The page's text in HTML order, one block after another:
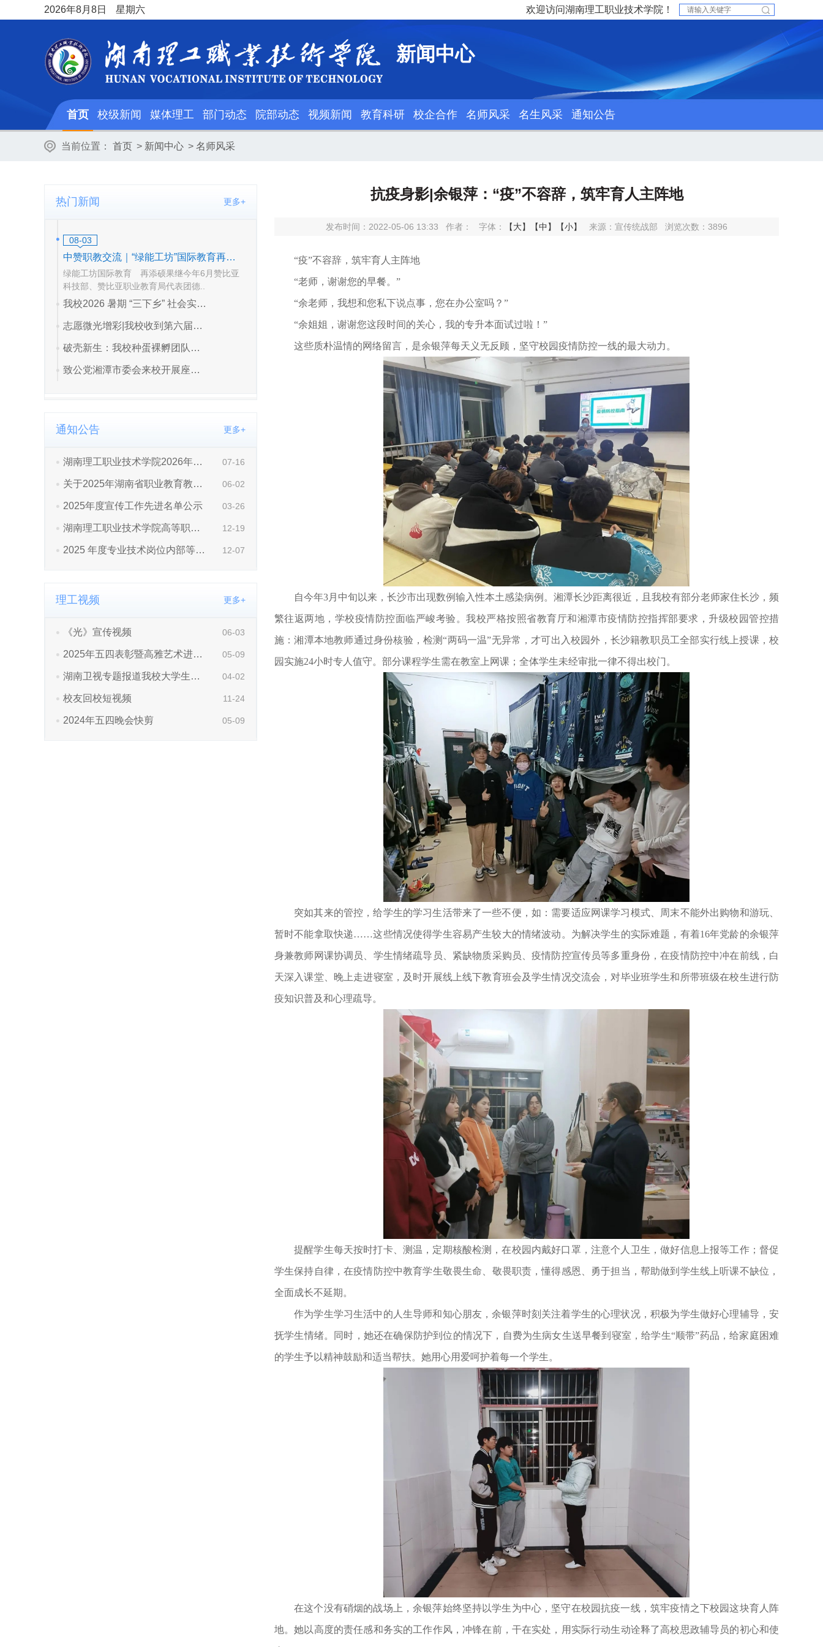
2026年8月8日 星期六 欢迎访问湖南理工职业技术学院！
新闻中心
首页 校级新闻 媒体理工 部门动态 院部动态 视频新闻 教育科研 校企合作 名师风采 名生风采 通知公告
当前位置： 首页 > 新闻中心 > 名师风采
热门新闻 更多+
通知公告 更多+
理工视频 更多+
抗疫身影|余银萍：“疫”不容辞，筑牢育人主阵地
发布时间：2022-05-06 13:33 作者： 字体： 【大】 【中】 【小】 来源：宣传统战部 浏览次数： 3896
“疫”不容辞，筑牢育人主阵地
“老师，谢谢您的早餐。”
“余老师，我想和您私下说点事，您在办公室吗？”
“余姐姐，谢谢您这段时间的关心，我的专升本面试过啦！”
这些质朴温情的网络留言，是余银萍每天义无反顾，坚守校园疫情防控一线的最大动力。
自今年3月中旬以来，长沙市出现数例输入性本土感染病例。湘潭长沙距离很近，且我校有部分老师家住长沙，频
繁往返两地，学校疫情防控面临严峻考验。我校严格按照省教育厅和湘潭市疫情防控指挥部要求，升级校园管控措
施：湘潭本地教师通过身份核验，检测“两码一温”无异常，才可出入校园外，长沙籍教职员工全部实行线上授课，校
园实施24小时专人值守。部分课程学生需在教室上网课；全体学生未经审批一律不得出校门。
突如其来的管控，给学生的学习生活带来了一些不便，如：需要适应网课学习模式、周末不能外出购物和游玩、
暂时不能拿取快递……这些情况使得学生容易产生较大的情绪波动。为解决学生的实际难题，有着16年党龄的余银萍
身兼教师网课协调员、学生情绪疏导员、紧缺物质采购员、疫情防控宣传员等多重身份，在疫情防控中冲在前线，白
天深入课堂、晚上走进寝室，及时开展线上线下教育班会及学生情况交流会，对毕业班学生和所带班级在校生进行防
疫知识普及和心理疏导。
提醒学生每天按时打卡、测温，定期核酸检测，在校园内戴好口罩，注意个人卫生，做好信息上报等工作；督促
学生保持自律，在疫情防控中教育学生敬畏生命、敬畏职责，懂得感恩、勇于担当，帮助做到学生线上听课不缺位，
全面成长不延期。
作为学生学习生活中的人生导师和知心朋友，余银萍时刻关注着学生的心理状况，积极为学生做好心理辅导，安
抚学生情绪。同时，她还在确保防护到位的情况下，自费为生病女生送早餐到寝室，给学生“顺带”药品，给家庭困难
的学生予以精神鼓励和适当帮扶。她用心用爱呵护着每一个学生。
在这个没有硝烟的战场上，余银萍始终坚持以学生为中心，坚守在校园抗疫一线，筑牢疫情之下校园这块育人阵
地。她以高度的责任感和务实的工作作风，冲锋在前，干在实处，用实际行动生动诠释了高校思政辅导员的初心和使